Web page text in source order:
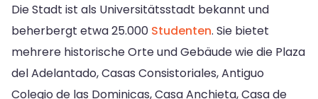
Die Stadt ist als Universitätsstadt bekannt und
beherbergt etwa 25.000 Studenten. Sie bietet
mehrere historische Orte und Gebäude wie die Plaza
del Adelantado, Casas Consistoriales, Antiguo
Colegio de las Dominicas, Casa Anchieta, Casa de